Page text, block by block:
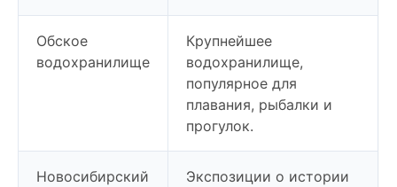
Обское
водохранилище
Крупнейшее
водохранилище,
популярное для
плавания, рыбалки и
прогулок.
Новосибирский
Экспозиции о истории